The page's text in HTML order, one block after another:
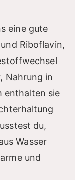
eine gute
Riboflavin,
Nahrung in
enthalten sie
du,
Wasser
und